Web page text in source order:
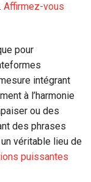
Affirmez-vous
pour
intégrant
à l’harmonie
ou des
des phrases
véritable lieu de
puissantes